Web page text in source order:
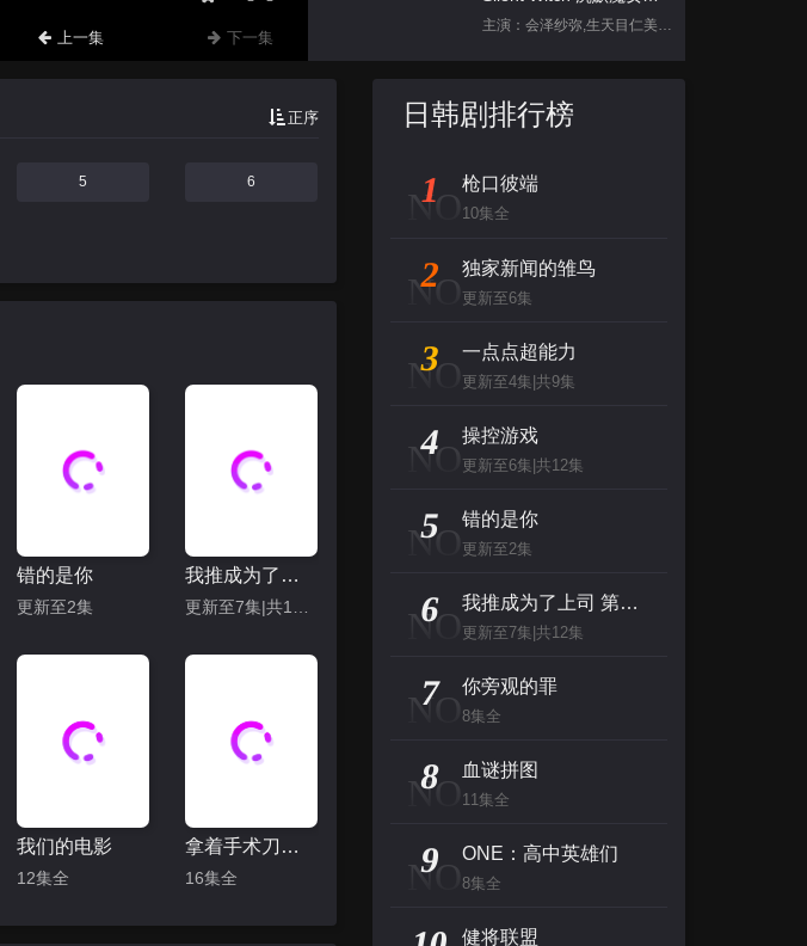
上一集 下一集
主演：会泽纱弥,生天目仁美,诹访部顺一,坂田将吾,中岛良
主演：不齐男团
背后
创：战纪
惊人的星期六
正序
5 6
错的是你
更新至2集
我推成为了上司 第二季
我们的电影
12集全
拿着手术刀的猎人
16集全
日韩剧排行榜
NO
1 枪口彼端
10集全
NO
2 独家新闻的雏鸟
更新至6集
NO
3 一点点超能力
更新至4集|共9集
NO
4 操控游戏
更新至6集|共12集
NO
5 错的是你
更新至2集
NO
6 我推成为了上司 第二季
更新至7集|共12集
NO
7 你旁观的罪
8集全
NO
8 血谜拼图
11集全
NO
9 ONE：高中英雄们
8集全
健将联盟